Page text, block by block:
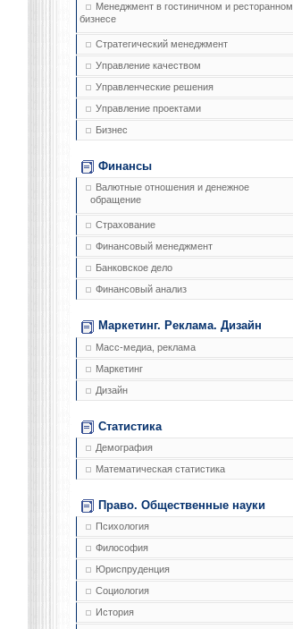
Менеджмент в гостиничном и ресторанном
бизнесе
Стратегический менеджмент
Управление качеством
Управленческие решения
Управление проектами
Бизнес
Финансы
Валютные отношения и денежное
обращение
Страхование
Финансовый менеджмент
Банковское дело
Финансовый анализ
Маркетинг. Реклама. Дизайн
Масс-медиа, реклама
Маркетинг
Дизайн
Статистика
Демография
Математическая статистика
Право. Общественные науки
Психология
Философия
Юриспруденция
Социология
История